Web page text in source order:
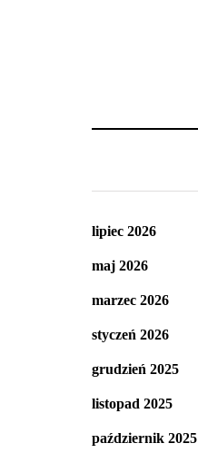
lipiec 2026
maj 2026
marzec 2026
styczeń 2026
grudzień 2025
listopad 2025
październik 2025